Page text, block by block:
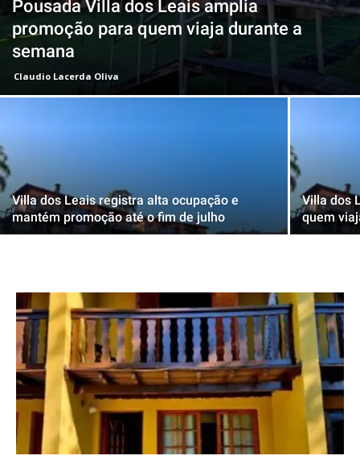
Pousada Villa dos Leais amplia
promoção para quem viaja durante a
semana
Claudio Lacerda Oliva
Villa dos Leais registra alta ocupação e
mantém promoção até o fim de julho
Villa dos
quem